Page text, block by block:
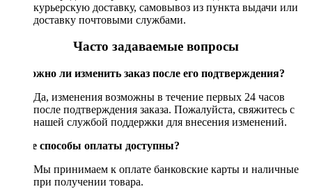
курьерскую доставку, самовывоз из пункта выдачи или
доставку почтовыми службами.
Часто задаваемые вопросы
Возможно ли изменить заказ после его подтверждения?
Да, изменения возможны в течение первых 24 часов
после подтверждения заказа. Пожалуйста, свяжитесь с
нашей службой поддержки для внесения изменений.
Какие способы оплаты доступны?
Мы принимаем к оплате банковские карты и наличные
при получении товара.